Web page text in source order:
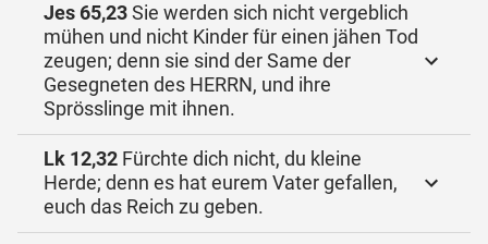
Jes 65,23Sie werden sich nicht vergeblich
mühen und nicht Kinder für einen jähen Tod
zeugen; denn sie sind der Same der
Gesegneten des HERRN, und ihre
Sprösslinge mit ihnen.
Lk 12,32 Fürchte dich nicht, du kleine
Herde; denn es hat eurem Vater gefallen,
euch das Reich zu geben.